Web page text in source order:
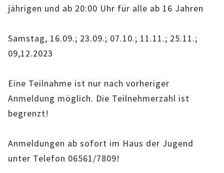
BAG-CLASSIC
KURSE
EHRENAMTLICHENARBEIT
jährigen und ab 20:00 Uhr für alle ab 16 Jahren
Samstag, 16.09.; 23.09.; 07.10.; 11.11.; 25.11.;
09,12.2023
Eine Teilnahme ist nur nach vorheriger
Anmeldung möglich. Die Teilnehmerzahl ist
begrenzt!
Anmeldungen ab sofort im Haus der Jugend
unter Telefon 06561/7809!